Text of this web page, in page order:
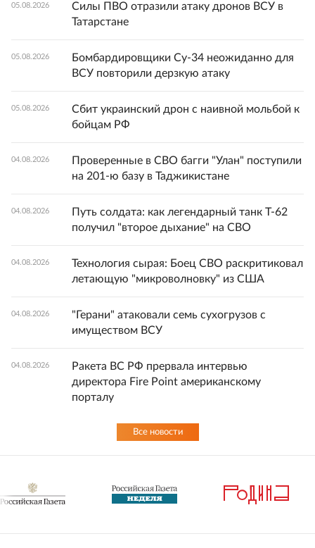
05.08.2026
Силы ПВО отразили атаку дронов ВСУ в
Татарстане
05.08.2026
Бомбардировщики Су-34 неожиданно для
ВСУ повторили дерзкую атаку
05.08.2026
Сбит украинский дрон с наивной мольбой к
бойцам РФ
04.08.2026
Проверенные в СВО багги "Улан" поступили
на 201-ю базу в Таджикистане
04.08.2026
Путь солдата: как легендарный танк Т-62
получил "второе дыхание" на СВО
04.08.2026
Технология сырая: Боец СВО раскритиковал
летающую "микроволновку" из США
04.08.2026
"Герани" атаковали семь сухогрузов с
имуществом ВСУ
04.08.2026
Ракета ВС РФ прервала интервью
директора Fire Point американскому
порталу
Все новости